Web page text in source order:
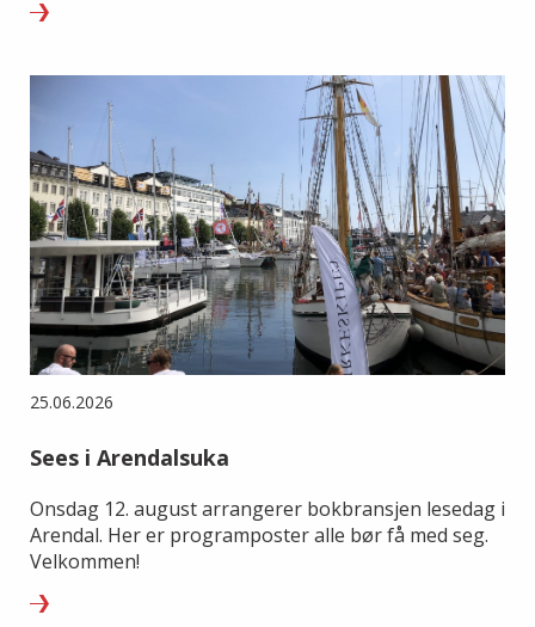
25.06.2026
Sees i Arendalsuka
Onsdag 12. august arrangerer bokbransjen lesedag i
Arendal. Her er programposter alle bør få med seg.
Velkommen!